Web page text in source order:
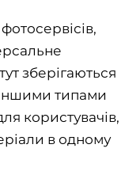
зберігаються
типами
користувачів,
в одному